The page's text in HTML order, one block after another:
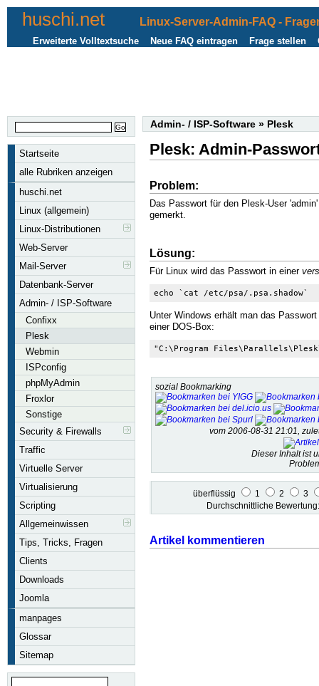
huschi.net Linux-Server-Admin-FAQ -
Frage stellen
Neue FAQ eintragen
Erweiterte Volltextsuche
Startseite
alle Rubriken anzeigen
huschi.net
Linux (allgemein)
Linux-Distributionen
Web-Server
Mail-Server
Datenbank-Server
Admin- / ISP-Software
Confixx
Plesk
Webmin
ISPconfig
phpMyAdmin
Froxlor
Sonstige
Security & Firewalls
Traffic
Virtuelle Server
Virtualisierung
Scripting
Allgemeinwissen
Tips, Tricks, Fragen
Clients
Downloads
Joomla
manpages
Glossar
Sitemap
Admin- / ISP-Software » Plesk
Plesk: Admin-
Problem:
Das Passwort für den Plesk-User
gemerkt.
Lösung:
Für Linux wird das Passwort in einer
echo `cat /etc/psa/.psa.shadow`
Unter Windows erhält man das
einer DOS-Box:
"C:\Program
sozial Bookmarking
vom 2006-08-31 21:01,
Dieser Inhalt ist
überflüssig 1 2
3
Durchschnittliche
Artikel kommentieren